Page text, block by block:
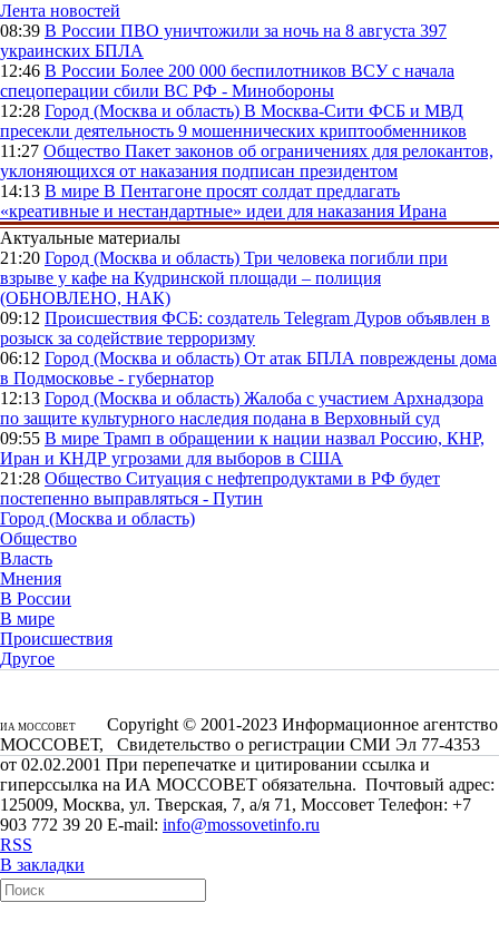
Лента новостей
08:39 В России ПВО уничтожили за ночь на 8 августа 397
украинских БПЛА
12:46 В России Более 200 000 беспилотников ВСУ с начала
спецоперации сбили ВС РФ - Минобороны
12:28 Город (Москва и область) В Москва-Сити ФСБ и МВД
пресекли деятельность 9 мошеннических криптообменников
11:27 Общество Пакет законов об ограничениях для релокантов,
уклоняющихся от наказания подписан президентом
14:13 В мире В Пентагоне просят солдат предлагать
«креативные и нестандартные» идеи для наказания Ирана
Актуальные материалы
21:20 Город (Москва и область) Три человека погибли при
взрыве у кафе на Кудринской площади – полиция
(ОБНОВЛЕНО, НАК)
09:12 Происшествия ФСБ: создатель Telegram Дуров объявлен в
розыск за содействие терроризму
06:12 Город (Москва и область) От атак БПЛА повреждены дома
в Подмосковье - губернатор
12:13 Город (Москва и область) Жалоба с участием Архнадзора
по защите культурного наследия подана в Верховный суд
09:55 В мире Трамп в обращении к нации назвал Россию, КНР,
Иран и КНДР угрозами для выборов в США
21:28 Общество Ситуация с нефтепродуктами в РФ будет
постепенно выправляться - Путин
Город (Москва и область)
Общество
Власть
Мнения
В России
В мире
Происшествия
Другое
ИА МОССОВЕТ
Copyright © 2001-2023 Информационное агентство
МОССОВЕТ, Свидетельство о регистрации СМИ Эл 77-4353
от 02.02.2001 При перепечатке и цитировании ссылка и
гиперссылка на ИА МОССОВЕТ обязательна. Почтовый адрес:
125009, Москва, ул. Тверская, 7, а/я 71, Моссовет Телефон: +7
903 772 39 20 E-mail: info@mossovetinfo.ru
RSS
В закладки